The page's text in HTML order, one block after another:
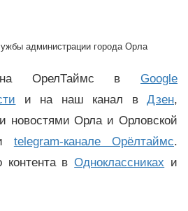
администрации города Орла
на ОрелТаймс в Google
и на наш канал вДзен,
новостями Орла и Орловской
telegram-канале Орёлтаймс.
контента вОдноклассниках и